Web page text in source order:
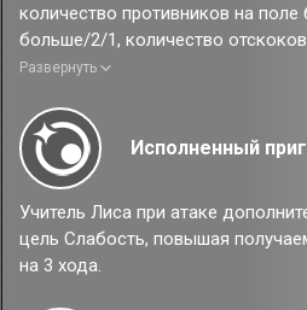
количество противников на поле
больше/2/1, количество
увеличивается на 1/2/4. Когда
получает Настоящий хит,
него в свой Настоящий хит.
Развернуть
Исполненный
Учитель Лиса при атаке
цель Слабость, повышая
на 3 хода.